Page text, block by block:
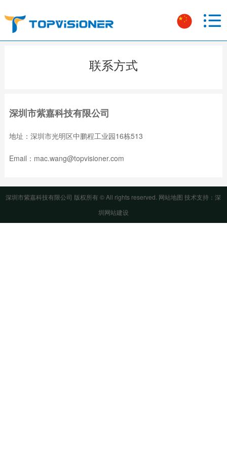
联系方式
深圳市紫嘉科技有限公司
地址：深圳市光明区中鹏程工业园16栋513
Email：mac.wang@topvisioner.com
深圳市紫嘉科技有限公司 版权所有 © All rights reserved. 网站地图 技术支持：深
圳网站建设